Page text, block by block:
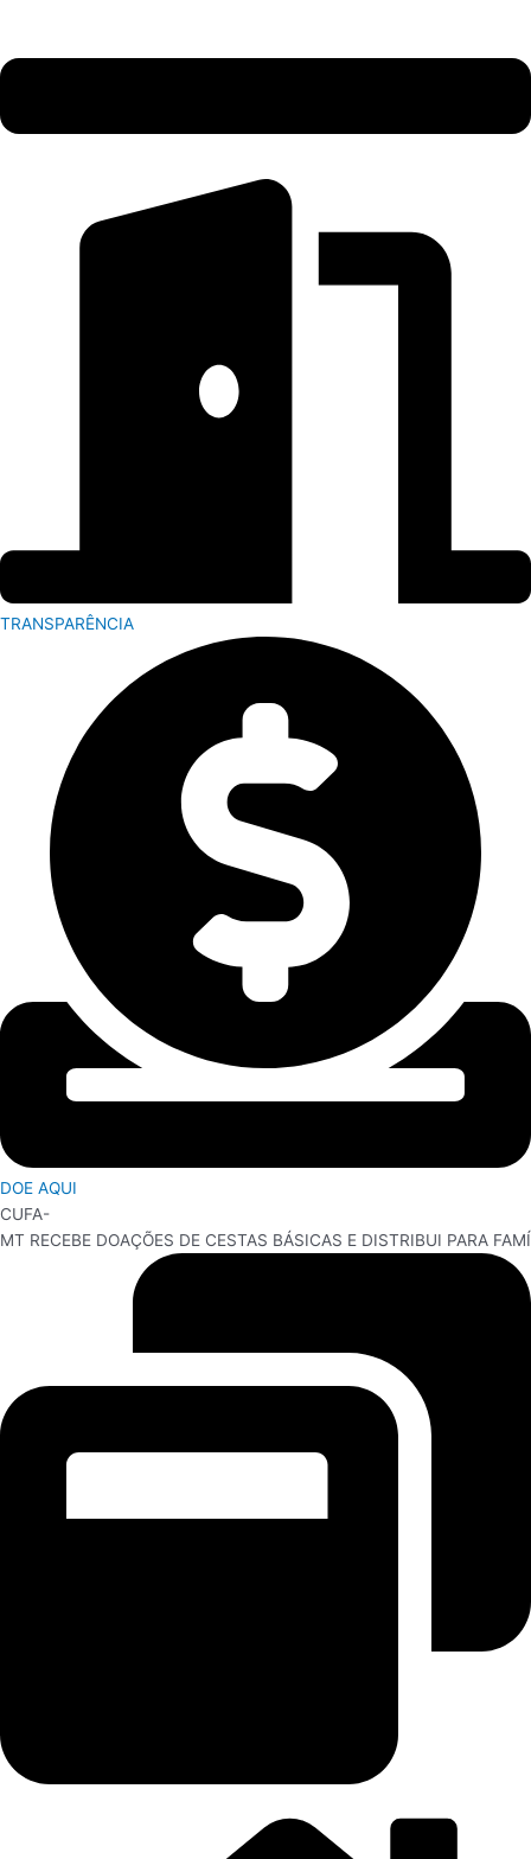
TRANSPARÊNCIA
DOE AQUI
CUFA-
MT RECEBE DOAÇÕES DE CESTAS BÁSICAS E DISTRIBUI PARA